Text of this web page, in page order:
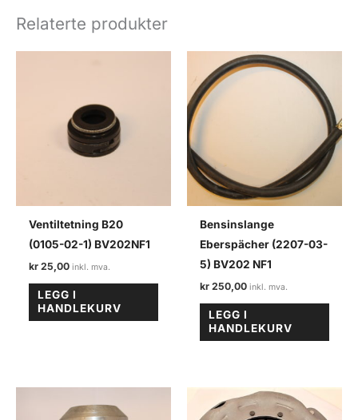
10
antall
Relaterte produkter
Ventiltetning B20
(0105-02-1) BV202NF1
kr 25,00
LEGG I
HANDLEKURV
Bensinslange
Eberspächer (2207-03-
5) BV202 NF1
kr 250,00
LEGG I
HANDLEKURV